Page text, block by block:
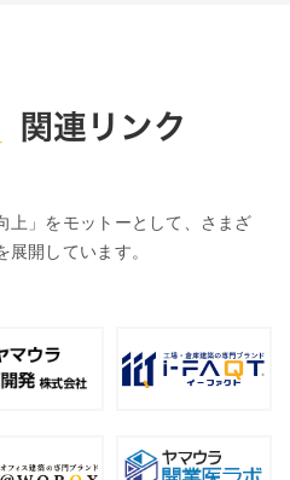
上」をモットーとして、さまざ
展開しています。